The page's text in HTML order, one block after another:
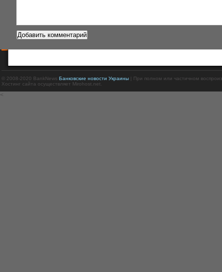
© 2008-2020 BankNews Банковские новости Украины| При полном или частичном
Хостинг сайта осуществляет Mirohost.net.
<